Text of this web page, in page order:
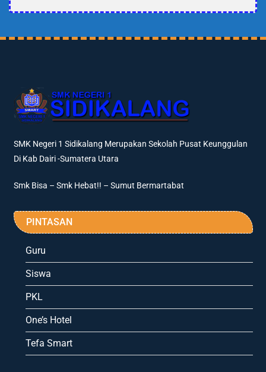
SMK Negeri 1 Sidikalang Merupakan Sekolah Pusat Keunggulan
Di Kab Dairi -Sumatera Utara
Smk Bisa – Smk Hebat!! – Sumut Bermartabat
PINTASAN
Guru
Siswa
PKL
One’s Hotel
Tefa Smart